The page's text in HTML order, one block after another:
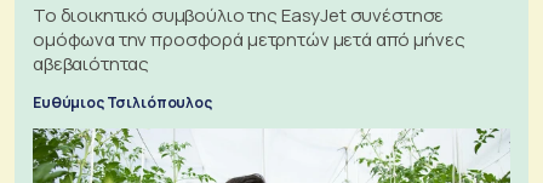
Το διοικητικό συμβούλιο της EasyJet συνέστησε
ομόφωνα την προσφορά μετρητών μετά από μήνες
αβεβαιότητας
Ευθύμιος Τσιλιόπουλος